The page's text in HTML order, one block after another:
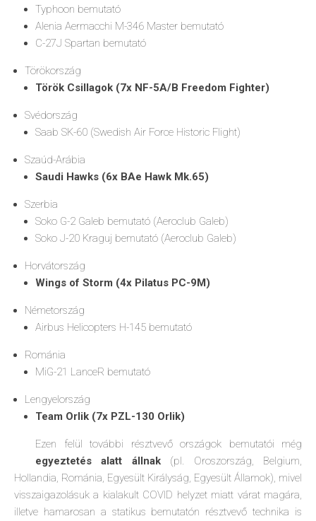
Typhoon bemutató
Alenia Aermacchi M-346 Master bemutató
C-27J Spartan bemutató
Törökország
Török Csillagok (7x NF-5A/B Freedom Fighter)
Svédország
Saab SK-60 (Swedish Air Force Historic Flight)
Szaúd-Arábia
Saudi Hawks (6x BAe Hawk Mk.65)
Szerbia
Soko G-2 Galeb bemutató (Aeroclub Galeb)
Soko J-20 Kraguj bemutató (Aeroclub Galeb)
Horvátország
Wings of Storm (4x Pilatus PC-9M)
Németország
Airbus Helicopters H-145 bemutató
Románia
MiG-21 LanceR bemutató
Lengyelország
Team Orlik (7x PZL-130 Orlik)
Ezen felül további résztvevő országok bemutatói még
egyeztetés alatt állnak(pl. Oroszország, Belgium,
Hollandia, Románia, Egyesült Királyság, Egyesült Államok), mivel
visszaigazolásuk a kialakult COVID helyzet miatt várat magára,
illetve hamarosan a statikus bemutatón résztvevő technika is